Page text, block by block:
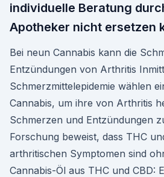
individuelle Beratung
Apotheker nicht ersetzen
Bei neun Cannabis kann die
Entzündungen von Arthritis
Schmerzmittelepidemie wählen
Cannabis, um ihre von Arthritis
Schmerzen und Entzündungen
Forschung beweist, dass THC
arthritischen Symptomen sind
Cannabis-Öl aus THC und CBD: